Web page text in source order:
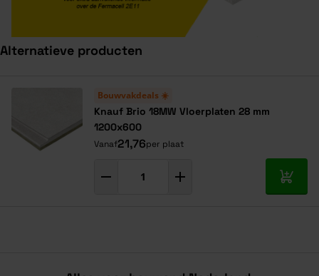
Alternatieve producten
Bouwvakdeals ☀️
Knauf Brio 18MW Vloerplaten 28 mm
1200x600
Vanaf21,76per plaat
In